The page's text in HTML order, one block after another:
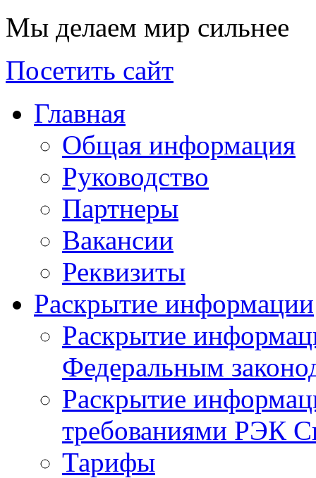
Мы делаем мир сильнее
Посетить сайт
Главная
Общая информация
Руководство
Партнеры
Вакансии
Реквизиты
Раскрытие информации
Раскрытие
Федеральным
Раскрытие
требованиями РЭК
Тарифы